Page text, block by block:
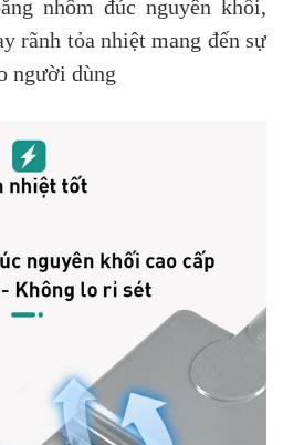
nhôm đúc nguyên khối,
rãnh tỏa nhiệt mang đến sự
người dùng